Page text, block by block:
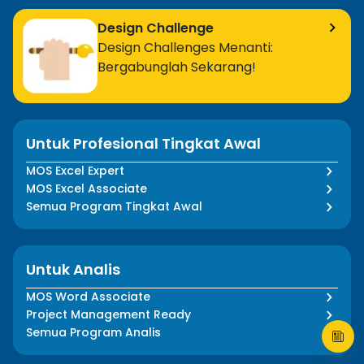
Design Challenge
Design Challenges Menanti:
Bergabunglah Sekarang!
Untuk Profesional Tingkat Awal
MOS Excel Expert
MOS Excel Associate
Semua Program Tingkat Awal
Untuk Analis
MOS Word Associate
Project Management Ready
Semua Program Analis